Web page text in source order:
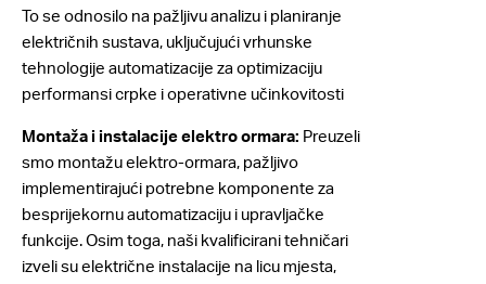
To se odnosilo na pažljivu analizu i planiranje
električnih sustava, uključujući vrhunske
tehnologije automatizacije za optimizaciju
performansi crpke i operativne učinkovitosti
Montaža i instalacije elektro ormara: Preuzeli
smo montažu elektro-ormara, pažljivo
implementirajući potrebne komponente za
besprijekornu automatizaciju i upravljačke
funkcije. Osim toga, naši kvalificirani tehničari
izveli su električne instalacije na licu mjesta,